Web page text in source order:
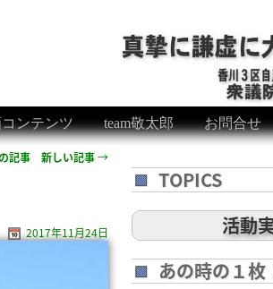
ンテンツ team敬太郎 お問合せ
記事 新しい記事→
2017年11月24日
TOPICS
活動
あの時の１枚